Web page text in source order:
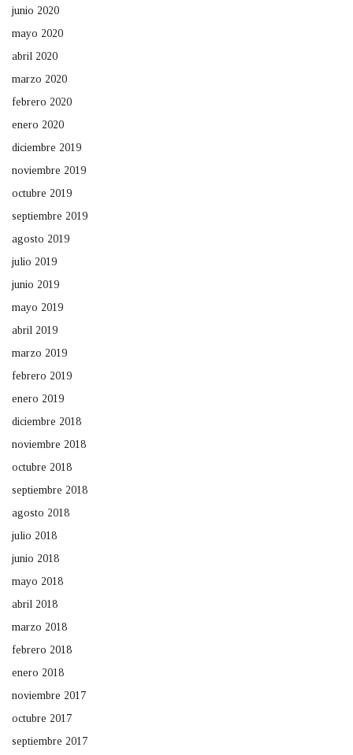
junio 2020
mayo 2020
abril 2020
marzo 2020
febrero 2020
enero 2020
diciembre 2019
noviembre 2019
octubre 2019
septiembre 2019
agosto 2019
julio 2019
junio 2019
mayo 2019
abril 2019
marzo 2019
febrero 2019
enero 2019
diciembre 2018
noviembre 2018
octubre 2018
septiembre 2018
agosto 2018
julio 2018
junio 2018
mayo 2018
abril 2018
marzo 2018
febrero 2018
enero 2018
noviembre 2017
octubre 2017
septiembre 2017